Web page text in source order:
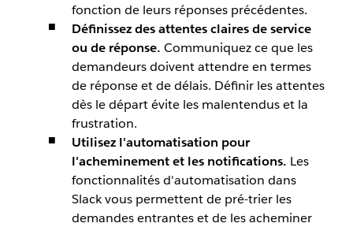
fonction de leurs réponses précédentes.
Définissez des attentes claires de service
ou de réponse. Communiquez ce que les
demandeurs doivent attendre en termes
de réponse et de délais. Définir les attentes
dès le départ évite les malentendus et la
frustration.
Utilisez l'automatisation pour
l'acheminement et les notifications. Les
fonctionnalités d'automatisation dans
Slack vous permettent de pré-trier les
demandes entrantes et de les acheminer